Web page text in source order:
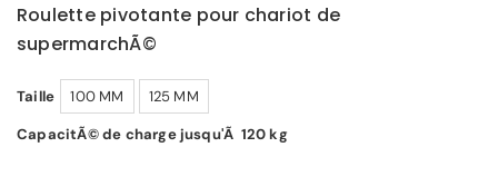
Roulette pivotante pour chariot de
supermarchÃ©
Taille 100 MM
125 MM
CapacitÃ© de charge jusqu'Ã 120 kg